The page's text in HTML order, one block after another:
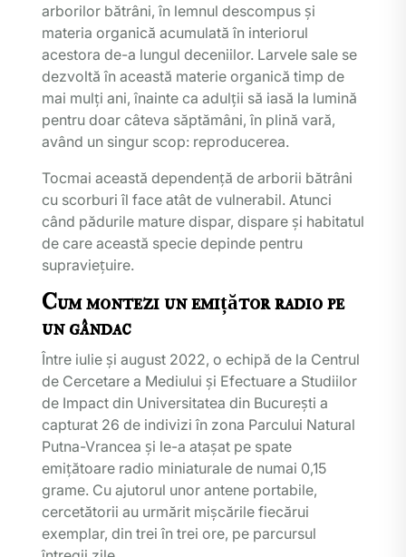
arborilor bătrâni, în lemnul descompus și
materia organică acumulată în interiorul
acestora de-a lungul deceniilor. Larvele sale se
dezvoltă în această materie organică timp de
mai mulți ani, înainte ca adulții să iasă la lumină
pentru doar câteva săptămâni, în plină vară,
având un singur scop: reproducerea.
Tocmai această dependență de arborii bătrâni
cu scorburi îl face atât de vulnerabil. Atunci
când pădurile mature dispar, dispare și habitatul
de care această specie depinde pentru
supraviețuire.
Cum montezi un emițător radio pe
un gândac
Între iulie și august 2022, o echipă de la Centrul
de Cercetare a Mediului și Efectuare a Studiilor
de Impact din Universitatea din București a
capturat 26 de indivizi în zona Parcului Natural
Putna-Vrancea și le-a atașat pe spate
emițătoare radio miniaturale de numai 0,15
grame. Cu ajutorul unor antene portabile,
cercetătorii au urmărit mișcările fiecărui
exemplar, din trei în trei ore, pe parcursul